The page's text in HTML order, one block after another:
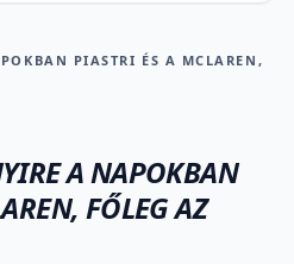
PIASTRI ÉS A MCLAREN,
A NAPOKBAN
FŐLEG AZ